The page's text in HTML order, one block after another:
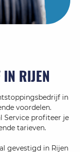
IN RIJEN
in
voordelen.
Service profiteer je
tarieven.
gevestigd in Rijen